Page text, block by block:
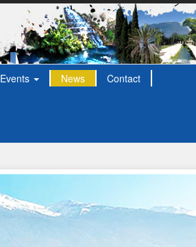
Events News Contact